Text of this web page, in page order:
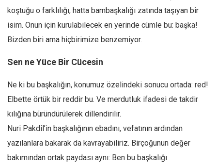
Kemal Özer
Mahmut Toptaş
Yvonne Ridley
Yusuf Armağan
Hasanali Yıldırım
Leyla Şerif Emin
Selçuk Türkyılmaz
koştuğu o farklılığı, hatta bambaşkalığı zatında taşıyan bir
isim. Onun için kurulabilecek en yerinde cümle bu: başka!
Bizden biri ama hiçbirimize benzemiyor.
Sen ne Yüce Bir Cücesin
Ne ki bu başkalığın, konumuz özelindeki sonucu ortada: red!
Elbette örtük bir reddir bu. Ve merdutluk ifadesi de takdir
kılığına büründürülerek dillendirilir.
Nuri Pakdil’in başkalığının ebadını, vefatının ardından
yazılanlara bakarak da kavrayabiliriz. Birçoğunun değer
bakımından ortak paydası aynı: Ben bu başkalığı